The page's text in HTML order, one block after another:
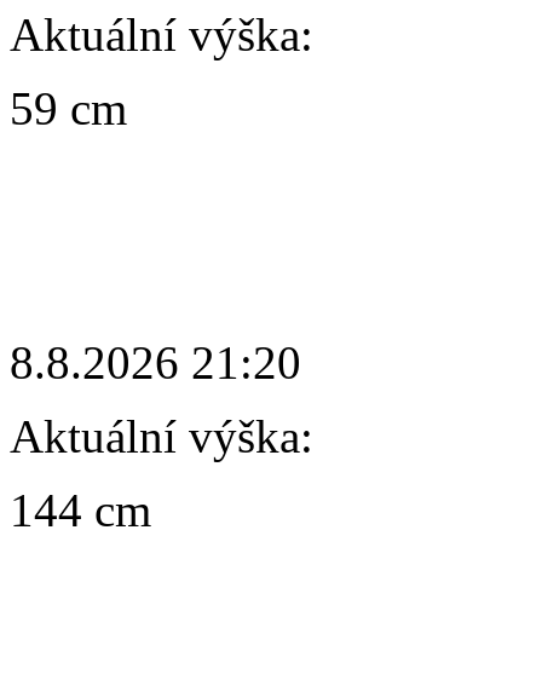
Aktuální výška:
59 cm
8.8.2026 21:20
Aktuální výška:
144 cm